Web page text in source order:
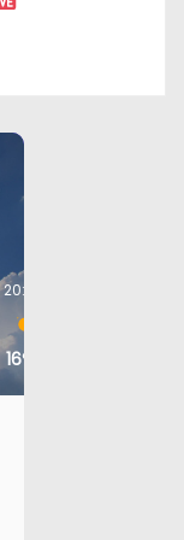
20:00
16°C